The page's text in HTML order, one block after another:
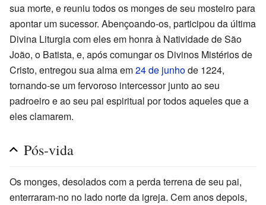
sua morte, e reuniu todos os monges de seu mosteiro para
apontar um sucessor. Abençoando-os, participou da última
Divina Liturgia com eles em honra à Natividade de São
João, o Batista, e, após comungar os Divinos Mistérios de
Cristo, entregou sua alma em24 de junhode 1224,
tornando-se um fervoroso intercessor junto ao seu
padroeiro e ao seu pai espiritual por todos aqueles que a
eles clamarem.
Pós-vida
Os monges, desolados com a perda terrena de seu pai,
enterraram-no no lado norte da igreja. Cem anos depois,